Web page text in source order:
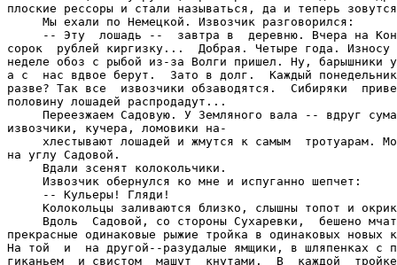
плоские рессоры и стали называться, да и теперь
     Мы ехали по Немецкой. Извозчик разговорился:
-- Эту  лошадь --  завтра в  деревню. Вчера на
сорок  рублей киргизку...  Добрая. Четыре года.
неделе обоз с рыбой из-за Волги пришел. Ну, барышники
а с  нас вдвое берут.  Зато в долг.  Каждый
разве? Так все  извозчики обзаводятся.  Сибиряки
половину лошадей распродадут...
Переезжаем Садовую. У Земляного вала -- вдруг
извозчики, кучера, ломовики на-
хлестывают лошадей и жмутся к самым  тротуарам.
на углу Садовой.
     Вдали зсенят колокольчики.
     Извозчик обернулся ко мне и испуганно шепчет:
     -- Кульеры! Гляди!
Колокольцы заливаются близко, слышны топот и
Вдоль  Садовой, со стороны Сухаревки,  бешено
прекрасные одинаковые рыжие тройка в одинаковых новых
На той  и  на другой--разудалые ямщики, в шляпенках с
гиканьем  и свистом  машут  кнутами.  В  каждой